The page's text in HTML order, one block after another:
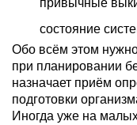
привычные
состояние
Обо всём этом
при планировании
назначает приём
подготовки
Иногда уже на